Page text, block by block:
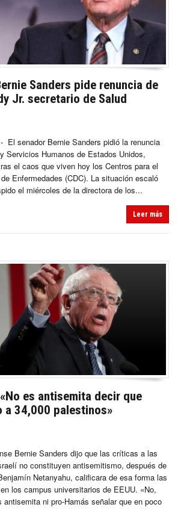
Sanders pide renuncia de
Jr. secretario de Salud
El senador Bernie Sanders pidió la renuncia
Servicios Humanos de Estados Unidos,
el caos que viven hoy los Centros para el
Enfermedades (CDC). La situación escaló
el miércoles de la directora de los...
Leer más
es antisemita decir que
a 34,000 palestinos»
Bernie Sanders dijo que las críticas a las
no constituyen antisemitismo, después de
Netanyahu, calificara de esa forma las
los campus universitarios de EEUU. «No,
antisemita ni pro-Hamás señalar que en poco